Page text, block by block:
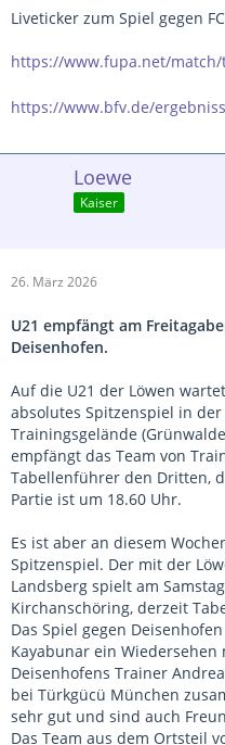
Liveticker zum Spiel gegen
https://www.fupa.net/
https://www.bfv.de/
Loewe
Kaiser
26. März 2026
U21 empfängt am
Deisenhofen.
Auf die U21 der Löwen
absolutes Spitzenspiel in
Trainingsgelände
empfängt das Team von
Tabellenführer den Dritten,
Partie ist um 18.60 Uhr.
Es ist aber an diesem
Spitzenspiel. Der mit der
Landsberg spielt am
Kirchanschöring, derzeit
Das Spiel gegen
Kayabunar ein
Deisenhofens Trainer
bei Türkgücü München
sehr gut und sind auch
Das Team aus dem Ortsteil